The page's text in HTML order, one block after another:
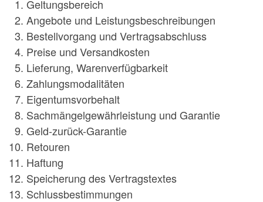
Geltungsbereich
Angebote und Leistungsbeschreibungen
Bestellvorgang und Vertragsabschluss
Preise und Versandkosten
Lieferung, Warenverfügbarkeit
Zahlungsmodalitäten
Eigentumsvorbehalt
Sachmängelgewährleistung und Garantie
Geld-zurück-Garantie
Retouren
Haftung
Speicherung des Vertragstextes
Schlussbestimmungen